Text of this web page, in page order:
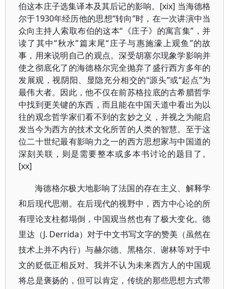
伯这本庄子选集译本及其后记的影响。[xix] 当海德格
尔于1930年经历他的思想“转向”时，在一次讲演中当
众向主持人索取布伯的这本“《庄子》的寓言集”，并
读了其中“秋水”篇末尾“庄子与惠施濠上观鱼”的故
事，用来说明自己的观点。深受胡塞尔现象学影响并
使之彻底化了的海德格尔完全抛弃了盛行西方多年的
发展观，视阴阳、显隐充分相交的“源头”或“起点”为
最伟大者。因此，他不仅在前苏格拉底的古希腊哲学
中找到更关键的东西，而且能在中国天道中看出为以
往的观念哲学家们看不到的玄妙之义，并视之为能启
发当今为西方的技术文化所苦的人类的智慧。至于这
位二十世纪最有影响力之一的西方思想家与中国道的
深刻关联，则是需要整本或多本书讨论的题目了。
[xx]
海德格尔极大地影响了法国的存在主义、解释学
和后现代思潮。在后现代的视野中，西方中心论的所
有理论支柱都塌倒，中国观当然也有了极大变化。德
里达（J. Derrida）对于中文书写文字的赞美（虽然在
技术上并不内行）与赫尔德、黑格尔、谢林等对于中
文的贬低正相反对。我并不认为未来西方人的中国观
将总是褒扬的，但可以肯定，传统的那些思想方式带